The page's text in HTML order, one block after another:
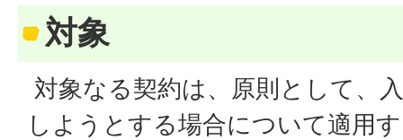
対象
対象なる契約は、原則として、
しようとする場合について適用